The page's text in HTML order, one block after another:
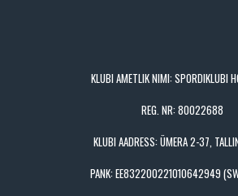
KLUBI AMETLIK NIMI: SPORDIKLUBI
REG. NR: 80022688
KLUBI AADRESS: ÜMERA 2-37,
PANK: EE832200221010642949